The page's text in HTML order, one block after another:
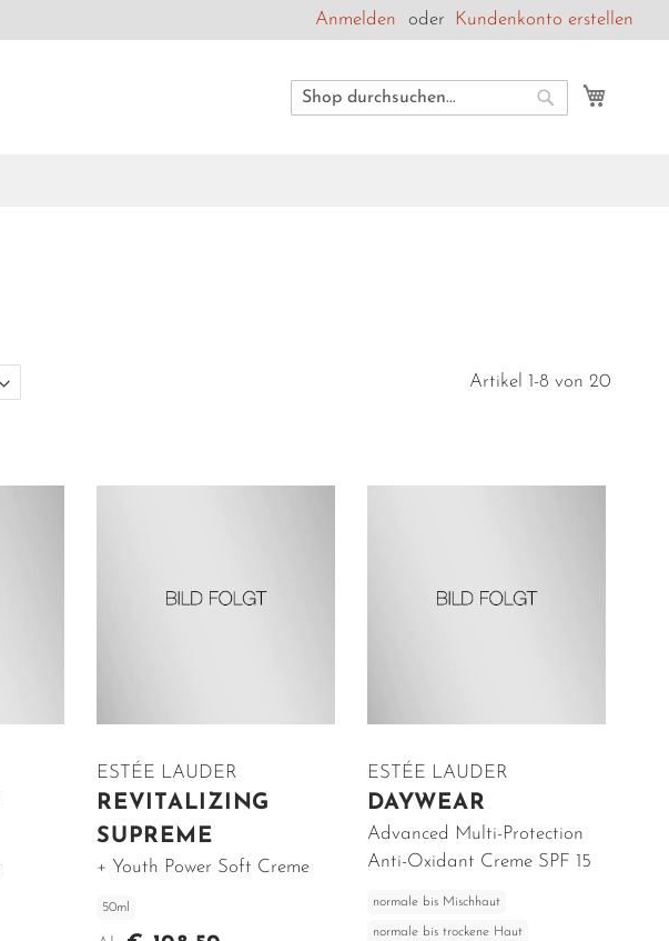
Anmelden Kundenkonto erstellen
Suche
Artikel 1-8 von 20
ESTÉE LAUDER
REVITALIZING
SUPREME
+ Youth Power Soft Creme
50ml
ESTÉE LAUDER
DAYWEAR
Advanced Multi-Protection
Anti-Oxidant Creme SPF 15
normale bis Mischhaut
normale bis trockene Haut